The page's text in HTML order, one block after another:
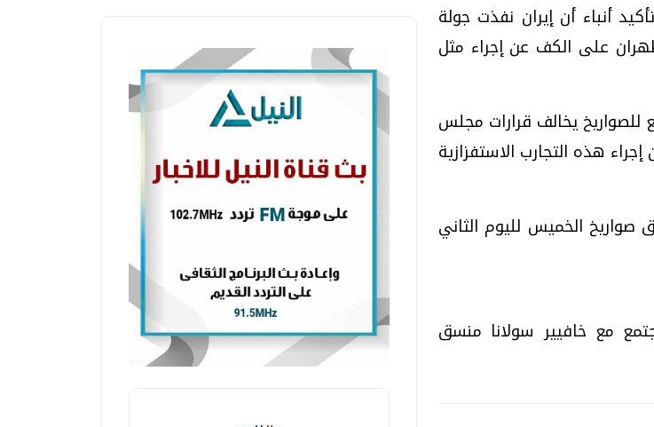
أنباء أن إيران نفذت جولة
على الكف عن إجراء مثل
للصواريخ يخالف قرارات مجلس
هذه التجارب الاستفزازية
صواريخ الخميس لليوم الثاني
مع خافيير سولانا منسق